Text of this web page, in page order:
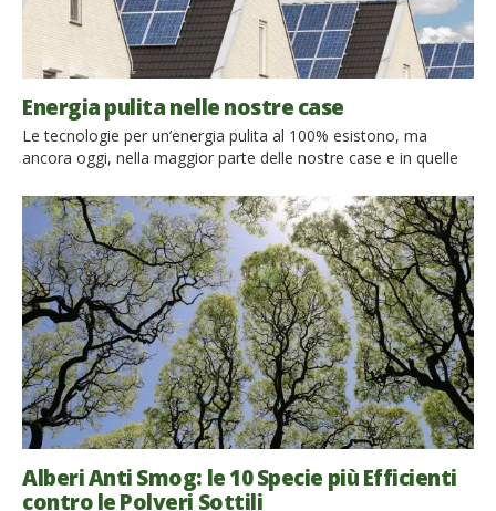
Energia pulita nelle nostre case
Le tecnologie per un’energia pulita al 100% esistono, ma
ancora oggi, nella maggior parte delle nostre case e in quelle
petrolio o da altre fonti inquinanti e in via di esaurimento.
L’energia che quotidianamente utilizziamo proviene ancora dai
combustili fossili. Questi, a causa delle altissime emissioni […]
Alberi Anti Smog: le 10 Specie più Efficienti
contro le Polveri Sottili